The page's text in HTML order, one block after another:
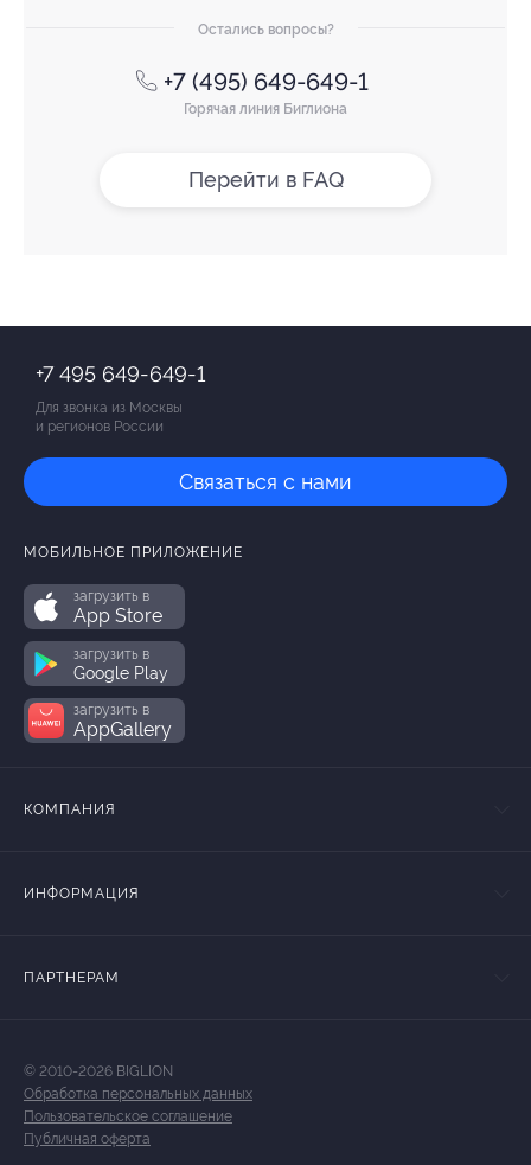
Остались вопросы?
+7 (495) 649-649-1
Горячая линия Биглиона
Перейти в FAQ
+7 495 649-649-1
Для звонка из Москвы
и регионов России
Связаться с нами
МОБИЛЬНОЕ ПРИЛОЖЕНИЕ
загрузить в
App Store
загрузить в
Google Play
загрузить в
AppGallery
КОМПАНИЯ
ИНФОРМАЦИЯ
ПАРТНЕРАМ
© 2010-2026 BIGLION
Обработка персональных данных
Пользовательское соглашение
Публичная оферта